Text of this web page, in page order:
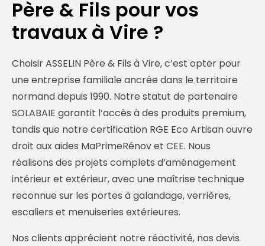
Père & Fils pour vos
travaux à Vire ?
Choisir ASSELIN Père & Fils à Vire, c’est opter pour
une entreprise familiale ancrée dans le territoire
normand depuis 1990. Notre statut de partenaire
SOLABAIE garantit l’accès à des produits premium,
tandis que notre certification RGE Eco Artisan ouvre
droit aux aides MaPrimeRénov et CEE. Nous
réalisons des projets complets d’aménagement
intérieur et extérieur, avec une maîtrise technique
reconnue sur les portes à galandage, verrières,
escaliers et menuiseries extérieures.
Nos clients apprécient notre réactivité, nos devis